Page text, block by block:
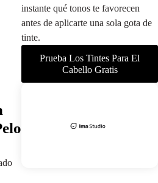
instante qué tonos te favorecen
antes de aplicarte una sola gota de
tinte.
Prueba Los Tintes Para El
Cabello Gratis